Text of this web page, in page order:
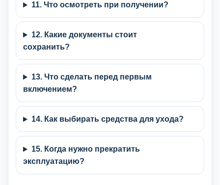
11. Что осмотреть при получении?
12. Какие документы стоит
сохранить?
13. Что сделать перед первым
включением?
14. Как выбирать средства для ухода?
15. Когда нужно прекратить
эксплуатацию?